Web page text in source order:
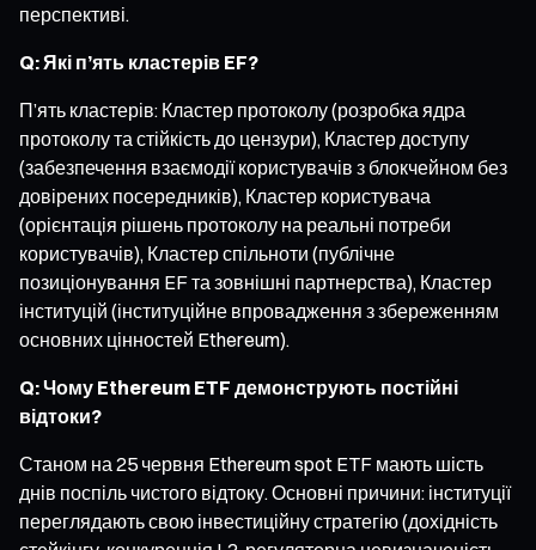
перспективі.
Q: Які п’ять кластерів EF?
П’ять кластерів: Кластер протоколу (розробка ядра
протоколу та стійкість до цензури), Кластер доступу
(забезпечення взаємодії користувачів з блокчейном без
довірених посередників), Кластер користувача
(орієнтація рішень протоколу на реальні потреби
користувачів), Кластер спільноти (публічне
позиціонування EF та зовнішні партнерства), Кластер
інституцій (інституційне впровадження з збереженням
основних цінностей Ethereum).
Q: Чому Ethereum ETF демонструють постійні
відтоки?
Станом на 25 червня Ethereum spot ETF мають шість
днів поспіль чистого відтоку. Основні причини: інституції
переглядають свою інвестиційну стратегію (дохідність